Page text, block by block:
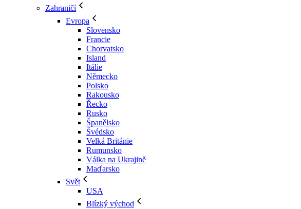
Zahraničí
Evropa
Slovensko
Francie
Chorvatsko
Island
Itálie
Německo
Polsko
Rakousko
Řecko
Rusko
Španělsko
Švédsko
Velká Británie
Rumunsko
Válka na Ukrajině
Maďarsko
Svět
USA
Blízký východ